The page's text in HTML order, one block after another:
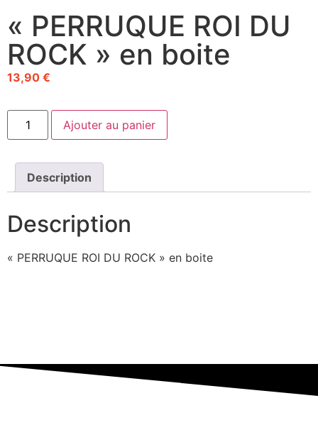
« PERRUQUE ROI DU
ROCK » en boite
13,90 €
Ajouter au panier
Description
Description
« PERRUQUE ROI DU ROCK » en boite